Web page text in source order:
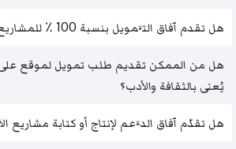
هل تقدم آفاق التَّمويل بنسبة 100 ٪ للمشاريع؟
هل من الممكن تقديم طلب تمويل لموقع على
يُعنى بالثقافة والأدب؟
هل تقدّم آفاق الدَّعم لإنتاج أو كتابة مشاريع